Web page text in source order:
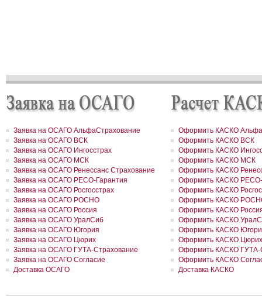
РОСГОССТРАХ в Воронежской области застраховал самолеты
авиакомпании «Полет» на 8,8 млн долларов
возмещение ущерба, причиненного июльским ураганом
РОСГОССТРАХ в Свердловской области застраховал дом на
РОСГОССТРАХ застрахует по ОСАГО автотранспорт МВД
Республики
РОСГОССТРАХ в Москве и Московской области застраховал 2
сумму 26,2 млн рублей
РОСГОССТРАХ урегулировал более трех четвертей убытков,
причиненных природными пожарами
РОСГОССТРАХ урегулировал более трех четвертей убытков,
причиненных природными пожарами
РОСГОССТРАХ выплатил более 3 млн рублей за поврежденное
оборудование
РОСГОССТРАХ в Чувашии застраховал ТРЦ «Каскад» на сумму
рублей
РОСГОССТРАХ в Чувашии принимает заявления от
ущербу, причиненному ураганным ветром
РОСГОССТРАХ подписал партнерский договор с компанией
РОСГОССТРАХ в Красноярском крае застраховал земельный
сумму 34 млн рублей
За минувшие выходные РОСГОССТРАХ выплатил еще около 20
Заявка на ОСАГО АльфаСтрахование
Заявка на ОСАГО ВСК
Заявка на ОСАГО Ингосстрах
Заявка на ОСАГО МСК
Заявка на ОСАГО Ренессанс Страхование
Заявка на ОСАГО РЕСО-Гарантия
Заявка на ОСАГО Росгосстрах
Заявка на ОСАГО РОСНО
Заявка на ОСАГО Россия
Заявка на ОСАГО УралСиб
Заявка на ОСАГО Югория
Заявка на ОСАГО Цюрих
Заявка на ОСАГО ГУТА-Страхование
Заявка на ОСАГО Согласие
Доставка ОСАГО
Оформить КАСКО
Оформить КАСКО ВСК
Оформить КАСКО
Оформить КАСКО МСК
Оформить КАСКО
Оформить КАСКО РЕСО-
Оформить КАСКО
Оформить КАСКО
Оформить КАСКО
Оформить КАСКО
Оформить КАСКО
Оформить КАСКО Цюрих
Оформить КАСКО ГУТА-
Оформить КАСКО
Доставка КАСКО